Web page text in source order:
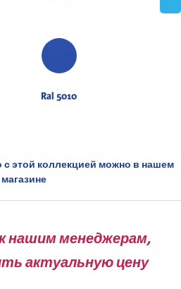
Ral 5010
с этой коллекцией можно в нашем
магазине
нашим менеджерам,
актуальную цену